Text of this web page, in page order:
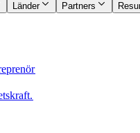
Länder​​ Partners​​